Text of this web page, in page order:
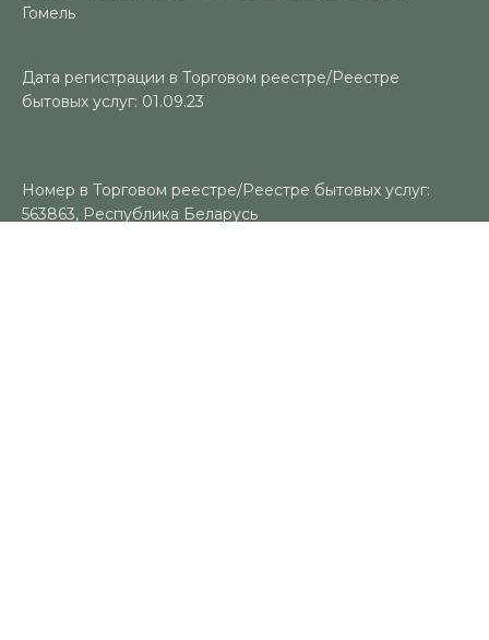
Гомель
Дата регистрации в Торговом реестре/Реестре
бытовых услуг: 01.09.23
Номер в Торговом реестре/Реестре бытовых услуг:
563863, Республика Беларусь